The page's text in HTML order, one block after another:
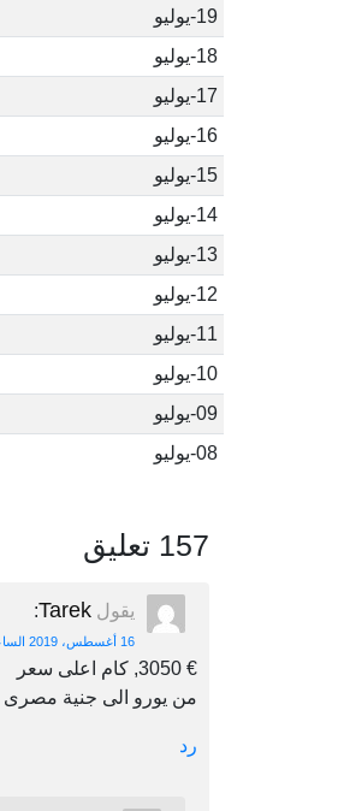
19-يوليو
18-يوليو
17-يوليو
16-يوليو
15-يوليو
14-يوليو
13-يوليو
12-يوليو
11-يوليو
10-يوليو
09-يوليو
08-يوليو
157 تعليق
يقول Tarek
:
16 أغسطس، 2019 الساعة 2:53 ص
€ 3050, كام اعلى سعر
من يورو الى جنية مصرى
رد